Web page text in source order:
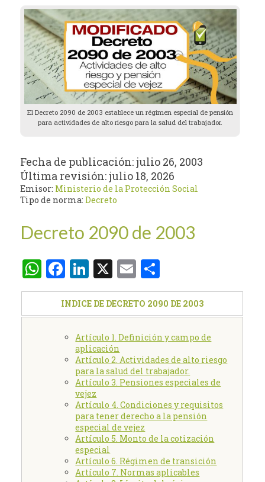
El Decreto 2090 de 2003 establece un régimen especial de pensión
para actividades de alto riesgo para la salud del trabajador.
Fecha de publicación:julio 26, 2003
Última revisión:julio 18, 2026
Emisor: Ministerio de la Protección Social
Tipo de norma:Decreto
Decreto 2090 de 2003
WhatsApp
Facebook
LinkedIn
X Email
INDICE DE DECRETO 2090 DE 2003
Artículo 1. Definición y campo de
aplicación
Artículo 2. Actividades de alto riesgo
para la salud del trabajador.
Artículo 3. Pensiones especiales de
vejez
Artículo 4. Condiciones y requisitos
para tener derecho a la pensión
especial de vejez
Artículo 5. Monto de la cotización
especial
Artículo 6. Régimen de transición
Artículo 7. Normas aplicables